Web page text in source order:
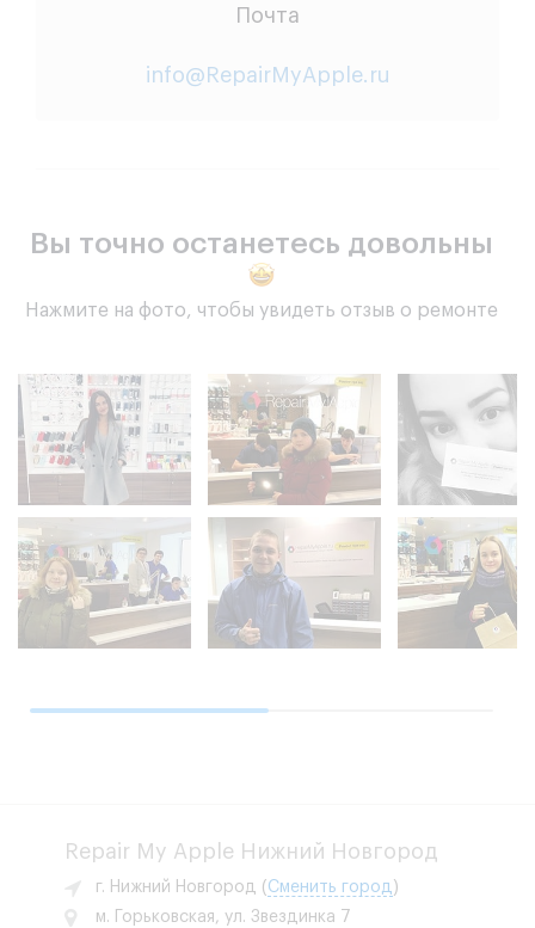
Почта
info@RepairMyApple.ru
Вы точно останетесь довольны
Нажмите на фото, чтобы увидеть отзыв о ремонте
Repair My Apple Нижний Новгород
г. Нижний Новгород ( Сменить город )
м. Горьковская, ул. Звездинка 7